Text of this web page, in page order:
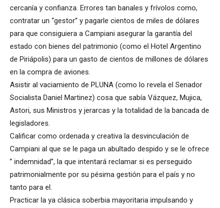
cercanía y confianza. Errores tan banales y frívolos como,
contratar un “gestor” y pagarle cientos de miles de dólares
para que consiguiera a Campiani asegurar la garantía del
estado con bienes del patrimonio (como el Hotel Argentino
de Piriápolis) para un gasto de cientos de millones de dólares
en la compra de aviones.
Asistir al vaciamiento de PLUNA (como lo revela el Senador
Socialista Daniel Martinez) cosa que sabía Vázquez, Mujica,
Astori, sus Ministros y jerarcas y la totalidad de la bancada de
legisladores.
Calificar como ordenada y creativa la desvinculación de
Campiani al que se le paga un abultado despido y se le ofrece
” indemnidad”, la que intentará reclamar si es perseguido
patrimonialmente por su pésima gestión para el país y no
tanto para el.
Practicar la ya clásica soberbia mayoritaria impulsando y